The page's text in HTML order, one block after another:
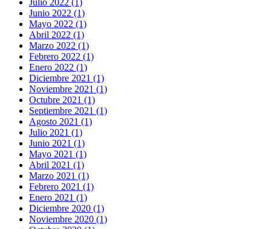
Junio 2022 (1)
Mayo 2022 (1)
Abril 2022 (1)
Marzo 2022 (1)
Febrero 2022 (1)
Enero 2022 (1)
Diciembre 2021 (1)
Noviembre 2021 (1)
Octubre 2021 (1)
Septiembre 2021 (1)
Agosto 2021 (1)
Julio 2021 (1)
Junio 2021 (1)
Mayo 2021 (1)
Abril 2021 (1)
Marzo 2021 (1)
Febrero 2021 (1)
Enero 2021 (1)
Diciembre 2020 (1)
Noviembre 2020 (1)